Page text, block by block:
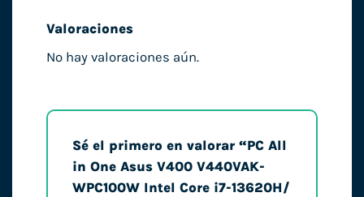
Valoraciones
No hay valoraciones aún.
Sé el primero en valorar “PC All
in One Asus V400 V440VAK-
WPC100W Intel Core i7-13620H/